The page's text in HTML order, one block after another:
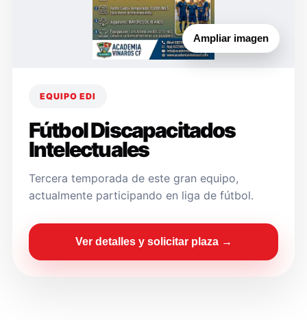
Ampliar imagen
EQUIPO EDI
Fútbol Discapacitados
Intelectuales
Tercera temporada de este gran equipo,
actualmente participando en liga de fútbol.
Ver detalles y solicitar plaza →